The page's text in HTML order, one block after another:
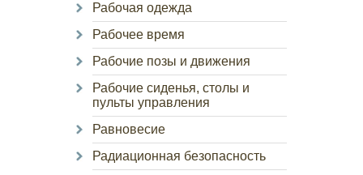
Рабочая одежда
Рабочее время
Рабочие позы и движения
Рабочие сиденья, столы и
пульты управления
Равновесие
Радиационная безопасность